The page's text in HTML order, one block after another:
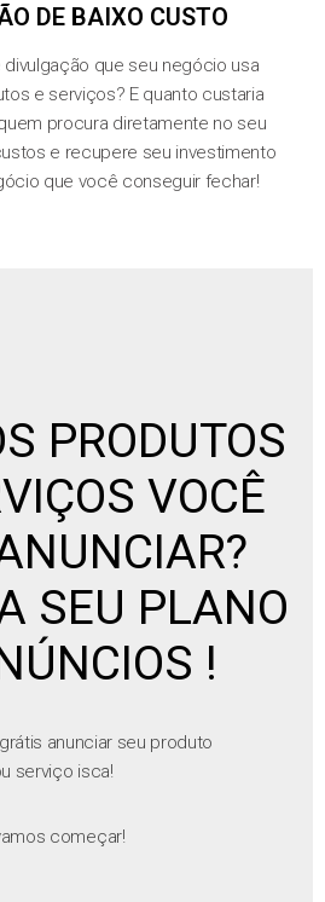
DE BAIXO CUSTO
divulgação que seu negócio usa
e serviços? E quanto custaria
procura diretamente no seu
e recupere seu investimento
que você conseguir fechar!
PRODUTOS
VOCÊ
SEU PLANO
!
anunciar seu produto
serviço isca!
começar!